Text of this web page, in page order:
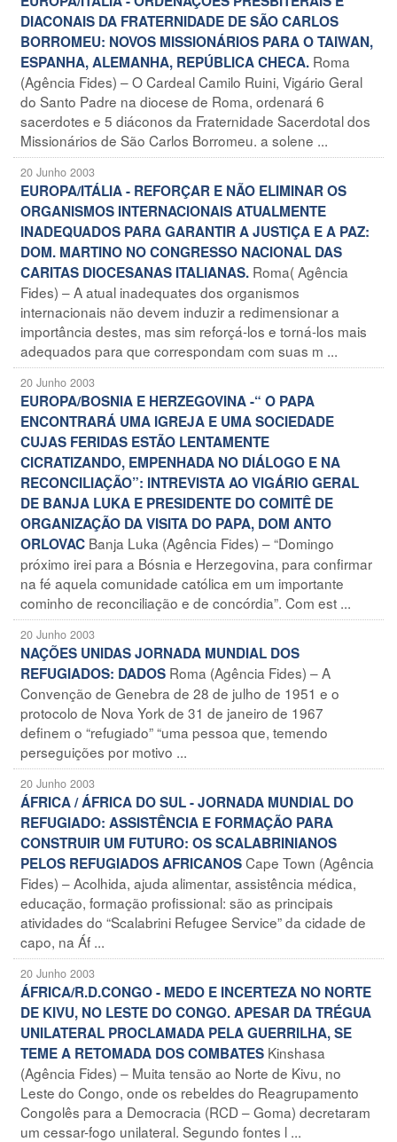
DIACONAIS DA FRATERNIDADE DE SÃO CARLOS
BORROMEU: NOVOS MISSIONÁRIOS PARA O TAIWAN,
ESPANHA, ALEMANHA, REPÚBLICA CHECA. Roma
(Agência Fides) – O Cardeal Camilo Ruini, Vigário Geral
do Santo Padre na diocese de Roma, ordenará 6
sacerdotes e 5 diáconos da Fraternidade Sacerdotal dos
Missionários de São Carlos Borromeu. a solene ...
20 Junho 2003
EUROPA/ITÁLIA - REFORÇAR E NÃO ELIMINAR OS
ORGANISMOS INTERNACIONAIS ATUALMENTE
INADEQUADOS PARA GARANTIR A JUSTIÇA E A PAZ:
DOM. MARTINO NO CONGRESSO NACIONAL DAS
CARITAS DIOCESANAS ITALIANAS. Roma( Agência
Fides) – A atual inadequates dos organismos
internacionais não devem induzir a redimensionar a
importância destes, mas sim reforçá-los e torná-los mais
adequados para que correspondam com suas m ...
20 Junho 2003
EUROPA/BOSNIA E HERZEGOVINA -“ O PAPA
ENCONTRARÁ UMA IGREJA E UMA SOCIEDADE
CUJAS FERIDAS ESTÃO LENTAMENTE
CICRATIZANDO, EMPENHADA NO DIÁLOGO E NA
RECONCILIAÇÃO”: INTREVISTA AO VIGÁRIO GERAL
DE BANJA LUKA E PRESIDENTE DO COMITÊ DE
ORGANIZAÇÃO DA VISITA DO PAPA, DOM ANTO
ORLOVAC Banja Luka (Agência Fides) – “Domingo
próximo irei para a Bósnia e Herzegovina, para confirmar
na fé aquela comunidade católica em um importante
cominho de reconciliação e de concórdia”. Com est ...
20 Junho 2003
NAÇÕES UNIDAS JORNADA MUNDIAL DOS
REFUGIADOS: DADOS Roma (Agência Fides) – A
Convenção de Genebra de 28 de julho de 1951 e o
protocolo de Nova York de 31 de janeiro de 1967
definem o “refugiado” “uma pessoa que, temendo
perseguições por motivo ...
20 Junho 2003
ÁFRICA / ÁFRICA DO SUL - JORNADA MUNDIAL DO
REFUGIADO: ASSISTÊNCIA E FORMAÇÃO PARA
CONSTRUIR UM FUTURO: OS SCALABRINIANOS
PELOS REFUGIADOS AFRICANOSCape Town (Agência
Fides) – Acolhida, ajuda alimentar, assistência médica,
educação, formação profissional: são as principais
atividades do “Scalabrini Refugee Service” da cidade de
capo, na Áf ...
20 Junho 2003
ÁFRICA/R.D.CONGO - MEDO E INCERTEZA NO NORTE
DE KIVU, NO LESTE DO CONGO. APESAR DA TRÉGUA
UNILATERAL PROCLAMADA PELA GUERRILHA, SE
TEME A RETOMADA DOS COMBATES Kinshasa
(Agência Fides) – Muita tensão ao Norte de Kivu, no
Leste do Congo, onde os rebeldes do Reagrupamento
Congolês para a Democracia (RCD – Goma) decretaram
um cessar-fogo unilateral. Segundo fontes l ...